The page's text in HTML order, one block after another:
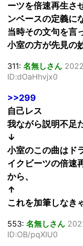
ーツを倍速再生さ
ンベースの定義に
当時その文句を言
小室の方が先見の
311: 名無しさん
ID:dOaHhvjx0
>>299
自己レス
我ながら説明不足
↓
小室のこの曲はド
イクビーツの倍速
から、
↑
これを加筆しなき
553: 名無しさん
ID:OB/pqXIU0